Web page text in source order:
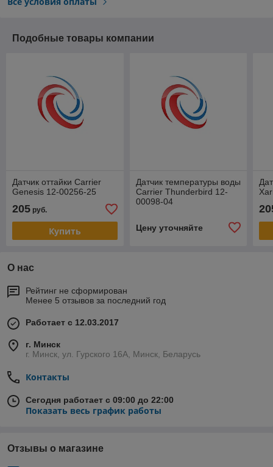
Подобные товары компании
Датчик оттайки Carrier
Genesis 12-00256-25
205 руб.
Купить
Датчик температуры воды
Carrier Thunderbird 12-
00098-04
Цену уточняйте
О нас
Рейтинг не сформирован
Менее 5 отзывов за последний год
Работает с 12.03.2017
г. Минск
г. Минск, ул. Гурского 16А, Минск, Беларусь
Контакты
Сегодня работает с 09:00 до 22:00
Показать весь график работы
Отзывы о магазине